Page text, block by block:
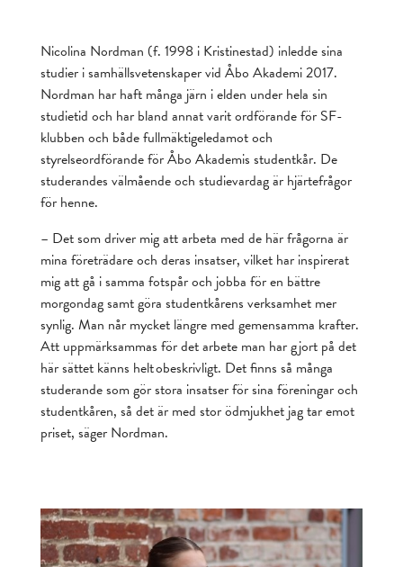
Nicolina Nordman (f. 1998 i Kristinestad) inledde sina
studier i samhällsvetenskaper vid Åbo Akademi 2017.
Nordman har haft många järn i elden under hela sin
studietid och har bland annat varit ordförande för SF-
klubben och både fullmäktigeledamot och
styrelseordförande för Åbo Akademis studentkår. De
studerandes välmående och studievardag är hjärtefrågor
för henne.
– Det som driver mig att arbeta med de här frågorna är
mina företrädare och deras insatser, vilket har inspirerat
mig att gå i samma fotspår och jobba för en bättre
morgondag samt göra studentkårens verksamhet mer
synlig. Man når mycket längre med gemensamma krafter.
Att uppmärksammas för det arbete man har gjort på det
här sättet känns helt obeskrivligt. Det finns så många
studerande som gör stora insatser för sina föreningar och
studentkåren, så det är med stor ödmjukhet jag tar emot
priset, säger Nordman.